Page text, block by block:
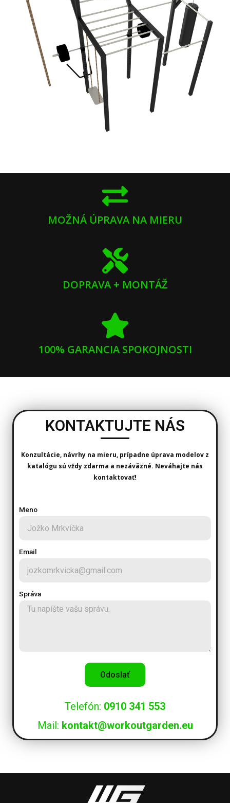
MOŽNÁ ÚPRAVA NA MIERU
DOPRAVA + MONTÁŽ
100% GARANCIA SPOKOJNOSTI
KONTAKTUJTE NÁS
Konzultácie, návrhy na mieru, prípadne úprava modelov z
katalógu sú vždy zdarma a nezáväzné. Neváhajte nás
kontaktovať!
Meno
Email
Správa
Odoslať
Telefón: 0910 341 553
Mail: kontakt@workoutgarden.eu